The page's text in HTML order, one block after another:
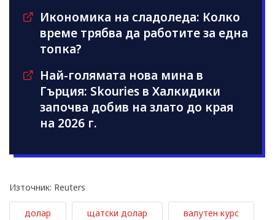
Икономика на сладоледа: Колко
време трябва да работите за една
топка?
Най-голямата нова мина в
Гърция: Skouries в Халкидики
започва добив на злато до края
на 2026 г.
Източник: Reuters
долар щатски долар валутен курс